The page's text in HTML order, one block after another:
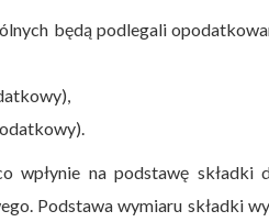
będą podlegali
wpłynie na podstawę składki
Podstawa wymiaru składki